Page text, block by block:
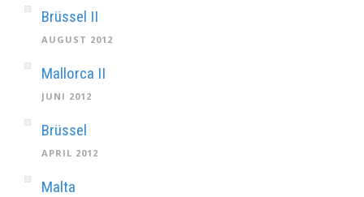
Brüssel II
AUGUST 2012
Mallorca II
JUNI 2012
Brüssel
APRIL 2012
Malta